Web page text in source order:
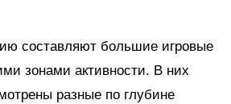
составляют большие игровые
зонами активности. В них
разные по глубине